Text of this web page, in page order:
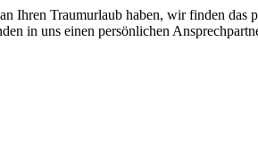
Ihren Traumurlaub haben, wir finden
in uns einen persönlichen